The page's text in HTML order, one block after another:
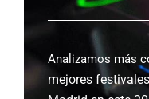
Analizamos más
mejores